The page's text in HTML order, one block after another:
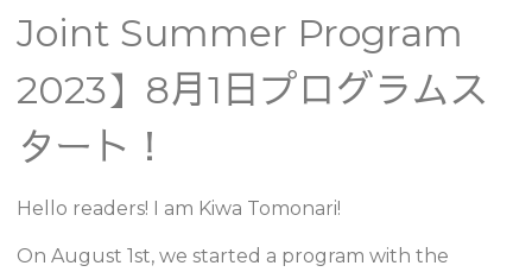
Joint Summer Program
2023】8月1日プログラムス
タート！
Hello readers! I am Kiwa Tomonari!
On August 1st, we started a program with the